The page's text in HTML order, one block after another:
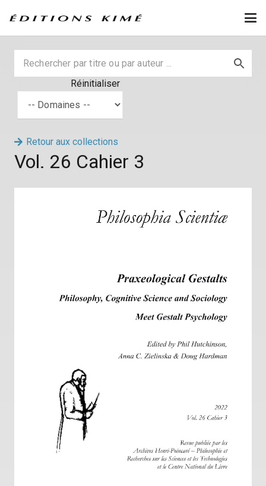
Réinitialiser
Retour aux collections
Vol. 26 Cahier 3